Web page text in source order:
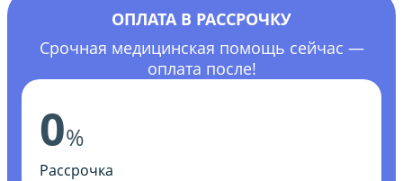
ОПЛАТА В РАССРОЧКУ
Срочная медицинская помощь сейчас —
оплата после!
0%
Рассрочка